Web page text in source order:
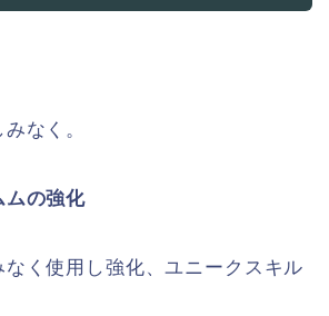
なく。
ムの強化
く使用し強化、ユニークスキル